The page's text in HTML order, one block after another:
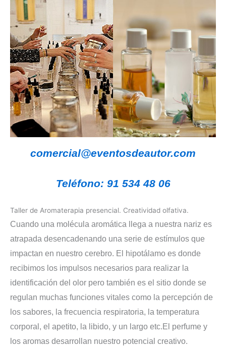
comercial@eventosdeautor.com
Teléfono: 91 534 48 06
Taller de Aromaterapia presencial. Creatividad olfativa.
Cuando una molécula aromática llega a nuestra nariz es
atrapada desencadenando una serie de estímulos que
impactan en nuestro cerebro. El hipotálamo es donde
recibimos los impulsos necesarios para realizar la
identificación del olor pero también es el sitio donde se
regulan muchas funciones vitales como la percepción de
los sabores, la frecuencia respiratoria, la temperatura
corporal, el apetito, la libido, y un largo etc. El perfume y
los aromas desarrollan nuestro potencial creativo.